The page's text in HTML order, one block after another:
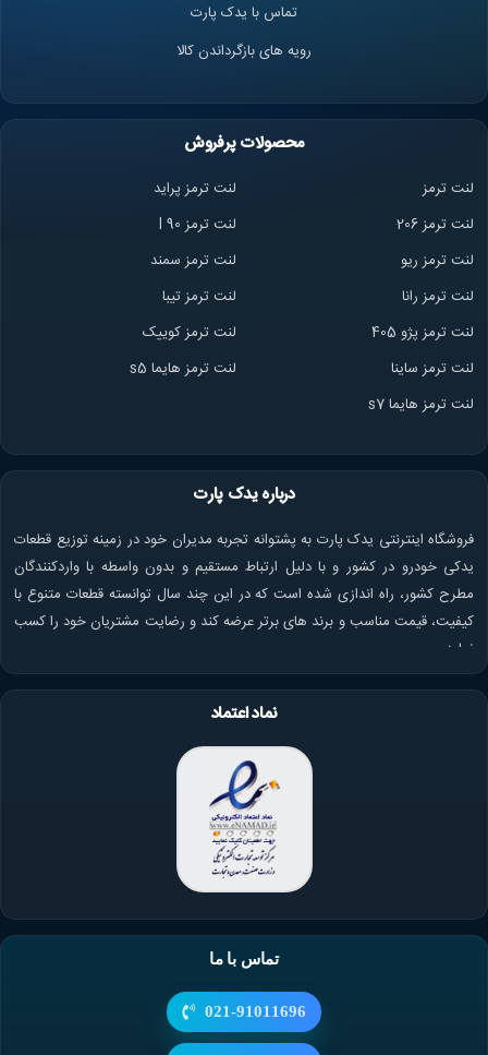
تماس با یدک پارت
رویه های بازگرداندن کالا
محصولات پرفروش
لنت ترمز
لنت ترمز پراید
لنت ترمز 206
لنت ترمز l 90
لنت ترمز ریو
لنت ترمز سمند
لنت ترمز رانا
لنت ترمز تیبا
لنت ترمز پژو 405
لنت ترمز کوییک
لنت ترمز ساینا
لنت ترمز هایما s5
لنت ترمز هایما s7
درباره یدک پارت
فروشگاه اینترنتی یدک پارت به پشتوانه تجربه مدیران خود در زمینه توزیع قطعات
یدکی خودرو در کشور و با دلیل ارتباط مستقیم و بدون واسطه با واردکنندگان
مطرح کشور، راه اندازی شده است که در این چند سال توانسته قطعات متنوع با
کیفیت، قیمت مناسب و برند های برتر عرضه کند و رضایت مشتریان خود را کسب
نماید.
نماد اعتماد
تماس با ما
021-91011696